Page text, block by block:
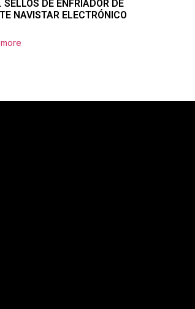
SELLOS DE ENFRIADOR DE
NAVISTAR ELECTRÓNICO